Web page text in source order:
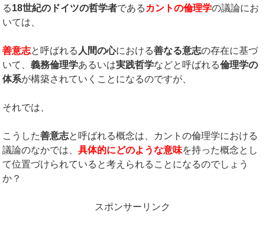
る18世紀のドイツの哲学者である カントの倫理学の議論にお
いては、
善意志と呼ばれる 人間の心における善なる意志の存在に基づ
いて、義務倫理学あるいは実践哲学などと呼ばれる倫理学の
体系が構築されていくことになるのですが、
それでは、
こうした善意志と呼ばれる概念は、カントの倫理学における
議論のなかでは、具体的にどのような意味を持った概念とし
て位置づけられていると考えられることになるのでしょう
か？
スポンサーリンク